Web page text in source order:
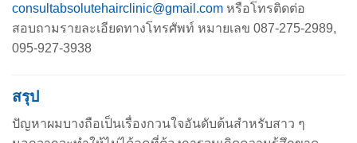
consultabsolutehairclinic@gmail.com หรือโทรติดต่อ
สอบถามรายละเอียดทางโทรศัพท์ หมายเลข 087-275-2989,
095-927-3938
สรุป
ปัญหาผมบางถือเป็นเรื่องกวนใจอันดับต้นสำหรับสาว ๆ